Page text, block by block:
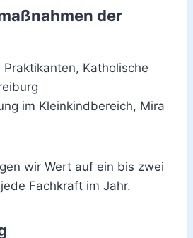
der
Praktikanten, Katholische
im Kleinkindbereich, Mira
wir Wert auf ein bis zwei
Fachkraft im Jahr.